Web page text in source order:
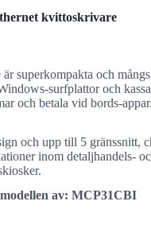
kvittoskrivare
superkompakta och
surfplattor och
och betala vid bords-
och upp till 5 gränssnitt,
inom detaljhandels-
av: MCP31CBI